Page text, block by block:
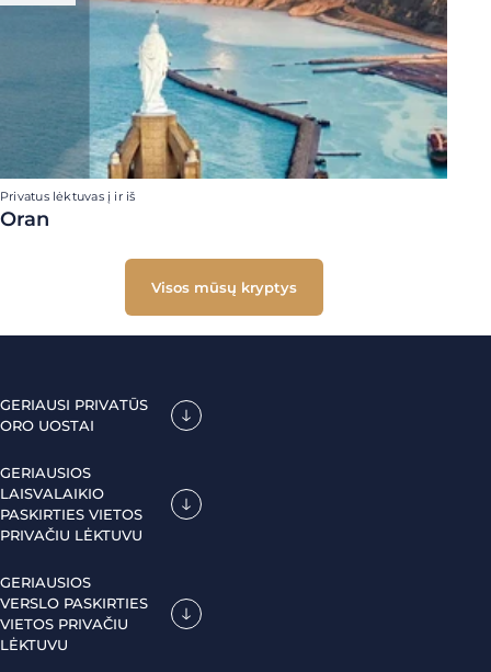
Privatus lėktuvas į ir iš
Oran
Visos mūsų kryptys
GERIAUSI PRIVATŪS
ORO UOSTAI
GERIAUSIOS
LAISVALAIKIO
PASKIRTIES VIETOS
PRIVAČIU LĖKTUVU
GERIAUSIOS
VERSLO PASKIRTIES
VIETOS PRIVAČIU
LĖKTUVU